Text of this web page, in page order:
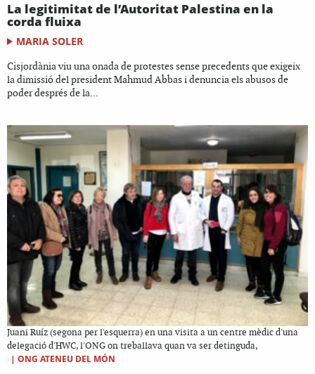
La legitimitat de l’Autoritat Palestina en la
corda fluixa
MARIA SOLER
Cisjordània viu una onada de protestes sense precedents que exigeix
la dimissió del president Mahmud Abbas i denuncia els abusos de
poder després de la...
Juani Ruíz (segona per l'esquerra) en una visita a un centre mèdic d'una
delegació d'HWC, l'ONG on treballava quan va ser detinguda,
| ONG ATENEU DEL MÓN